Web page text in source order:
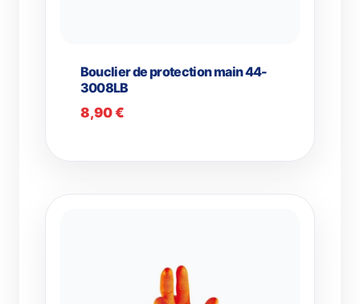
Bouclier de protection main 44-
3008LB
8,90€